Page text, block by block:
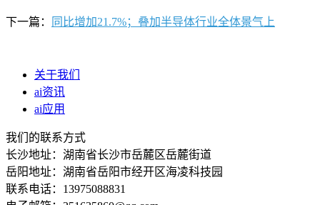
下一篇： 同比增加21.7%；叠加半导体行业全体景气上
关于我们
ai资讯
ai应用
我们的联系方式
长沙地址：湖南省长沙市岳麓区岳麓街道
岳阳地址：湖南省岳阳市经开区海凌科技园
联系电话：13975088831